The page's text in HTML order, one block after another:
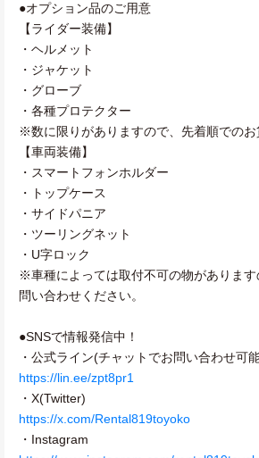
●オプション品のご用意
【ライダー装備】
・ヘルメット
・ジャケット
・グローブ
・各種プロテクター
※数に限りがありますので、先着順でのお
【車両装備】
・スマートフォンホルダー
・トップケース
・サイドパニア
・ツーリングネット
・U字ロック
※車種によっては取付不可の物がありま
問い合わせください。
●SNSで情報発信中！
・公式ライン(チャットでお問い合わせ可
https://lin.ee/zpt8pr1
・X(Twitter)
https://x.com/Rental819toyoko
・Instagram